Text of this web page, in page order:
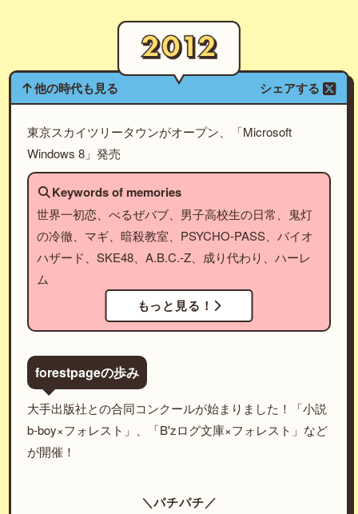
他の時代も見る シェアする
東京スカイツリータウンがオープン、「Microsoft
Windows 8」発売
Keywords of memories
世界一初恋、べるぜバブ、男子高校生の日常、鬼灯
の冷徹、マギ、暗殺教室、PSYCHO-PASS、バイオ
ハザード、SKE48、A.B.C.-Z、成り代わり、ハーレ
ム
もっと見る！
forestpageの歩み
大手出版社との合同コンクールが始まりました！「小説
b-boy×フォレスト」、「B'zログ文庫×フォレスト」など
が開催！
＼パチパチ／